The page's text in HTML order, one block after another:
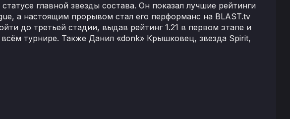
главной звезды состава. Он показал лучшие рейтинги
а настоящим прорывом стал его перформанс на BLAST.tv
до третьей стадии, выдав рейтинг 1.21 в первом этапе и
турнире. Также Данил «donk» Крышковец, звезда Spirit,